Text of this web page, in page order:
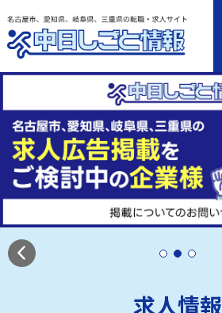
求人情報